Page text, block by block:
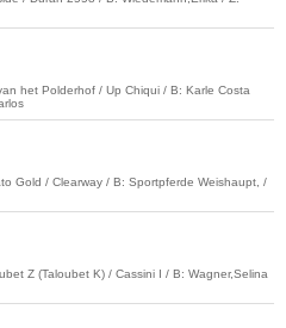
het Polderhof / Up Chiqui / B: Karle Costa
Gold / Clearway / B: Sportpferde Weishaupt, /
Z (Taloubet K) / Cassini I / B: Wagner,Selina